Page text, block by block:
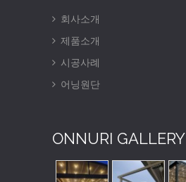
회사소개
제품소개
시공사례
어닝원단
ONNURI GALLERY